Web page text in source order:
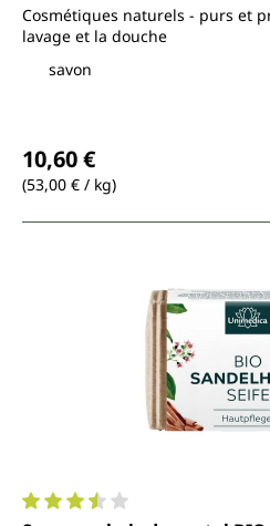
Cosmétiques naturels - purs et
lavage et la douche
savon
10,60 €
(53,00 € / kg)